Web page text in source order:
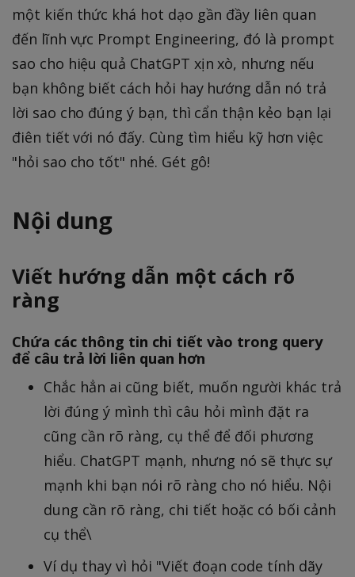
một kiến thức khá hot dạo gần đầy liên quan
đến lĩnh vực Prompt Engineering, đó là prompt
sao cho hiệu quả ChatGPT xịn xò, nhưng nếu
bạn không biết cách hỏi hay hướng dẫn nó trả
lời sao cho đúng ý bạn, thì cẩn thận kẻo bạn lại
điên tiết với nó đấy. Cùng tìm hiểu kỹ hơn việc
"hỏi sao cho tốt" nhé. Gét gô!
Nội dung
Viết hướng dẫn một cách rõ
ràng
Chứa các thông tin chi tiết vào trong query
để câu trả lời liên quan hơn
Chắc hẳn ai cũng biết, muốn người khác trả
lời đúng ý mình thì câu hỏi mình đặt ra
cũng cần rõ ràng, cụ thể để đối phương
hiểu. ChatGPT mạnh, nhưng nó sẽ thực sự
mạnh khi bạn nói rõ ràng cho nó hiểu. Nội
dung cần rõ ràng, chi tiết hoặc có bối cảnh
cụ thể\
Ví dụ thay vì hỏi "Viết đoạn code tính dãy